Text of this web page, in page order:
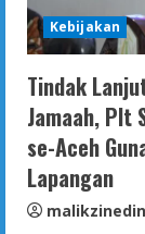
Kebijakan
Tindak
Jamaah, Plt
se-Aceh
Lapangan